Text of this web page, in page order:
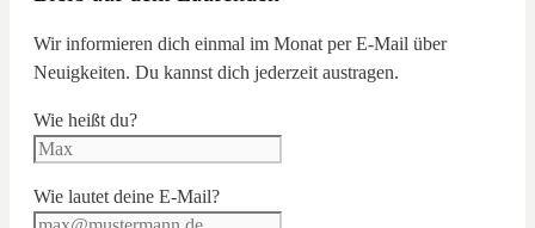
Wir informieren dich einmal im Monat per E-Mail über
Neuigkeiten. Du kannst dich jederzeit austragen.
Wie heißt du?
Wie lautet deine E-Mail?